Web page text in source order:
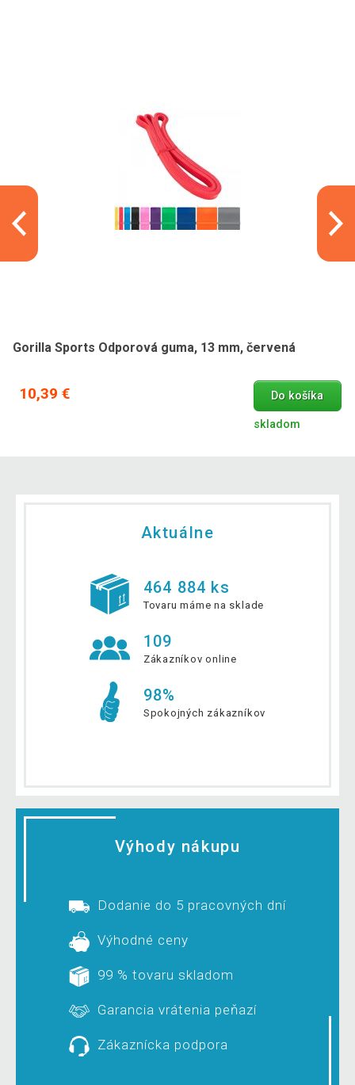
Gorilla Sports Odporová guma, 13 mm, červená
10,39 € Do košíka
skladom
Aktuálne
464 884 ks
Tovaru máme na sklade
109
Zákazníkov online
98%
Spokojných zákazníkov
Výhody nákupu
Dodanie do 5 pracovných dní
Výhodné ceny
99 % tovaru skladom
Garancia vrátenia peňazí
Zákaznícka podpora